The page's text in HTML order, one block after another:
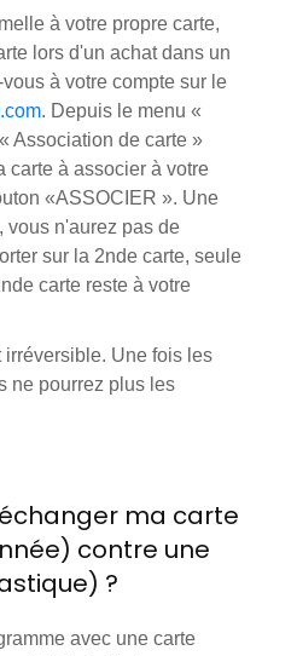
à votre propre carte,
lors d'un achat dans un
à votre compte sur le
. Depuis le menu «
Association de carte »
carte à associer à votre
«ASSOCIER ». Une
vous n'aurez pas de
sur la 2nde carte, seule
carte reste à votre
irréversible. Une fois les
ne pourrez plus les
ma carte
contre une
?
avec une carte